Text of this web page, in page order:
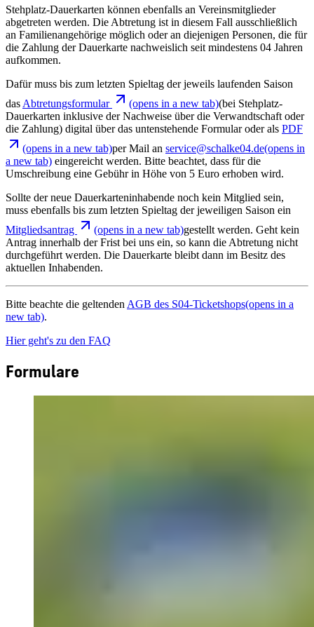
Stehplatz-Dauerkarten können ebenfalls an Vereinsmitglieder
abgetreten werden. Die Abtretung ist in diesem Fall ausschließlich
an Familienangehörige möglich oder an diejenigen Personen, die für
die Zahlung der Dauerkarte nachweislich seit mindestens 04 Jahren
aufkommen.
Dafür muss bis zum letzten Spieltag der jeweils laufenden Saison
das Abtretungsformular (opens in a new tab)(bei Stehplatz-
Dauerkarten inklusive der Nachweise über die Verwandtschaft oder
die Zahlung) digital über das untenstehende Formular oder als PDF
(opens in a new tab)per Mail an service@schalke04.de(opens in
a new tab) eingereicht werden. Bitte beachtet, dass für die
Umschreibung eine Gebühr in Höhe von 5 Euro erhoben wird.
Sollte der neue Dauerkarteninhabende noch kein Mitglied sein,
muss ebenfalls bis zum letzten Spieltag der jeweiligen Saison ein
Mitgliedsantrag
(opens in a new tab)gestellt werden. Geht kein
Antrag innerhalb der Frist bei uns ein, so kann die Abtretung nicht
durchgeführt werden. Die Dauerkarte bleibt dann im Besitz des
aktuellen Inhabenden.
Bitte beachte die geltenden AGB des S04-Ticketshops(opens in a
new tab).
Hier geht's zu den FAQ
Formulare